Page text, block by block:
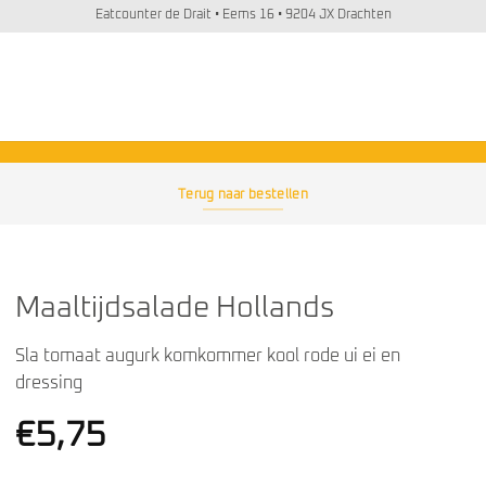
Eatcounter de Drait • Eems 16 • 9204 JX Drachten
Terug naar bestellen
Maaltijdsalade Hollands
Sla tomaat augurk komkommer kool rode ui ei en
dressing
€5,75